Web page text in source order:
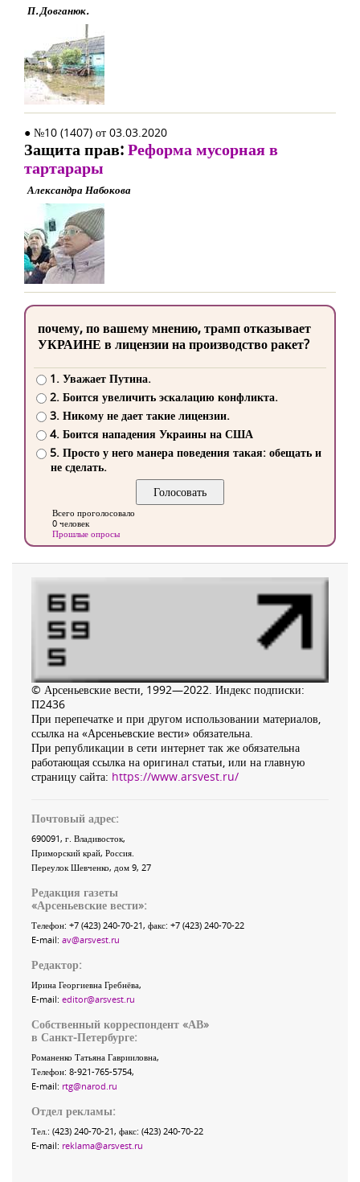
П. Довганюк.
● №10 (1407) от 03.03.2020
Защита прав:Реформа мусорная в
тартарары
Александра Набокова
почему, по вашему мнению, трамп отказывает
УКРАИНЕ в лицензии на производство ракет?
1. Уважает Путина.
2. Боится увеличить эскалацию конфликта.
3. Никому не дает такие лицензии.
4. Боится нападения Украины на США
5. Просто у него манера поведения такая: обещать и
не сделать.
Всего проголосовало
0 человек
Прошлые опросы
© Арсеньевские вести, 1992—2022. Индекс подписки:
П2436
При перепечатке и при другом использовании материалов,
ссылка на «Арсеньевские вести» обязательна.
При републикации в сети интернет так же обязательна
работающая ссылка на оригинал статьи, или на главную
страницу сайта: https://www.arsvest.ru/
Почтовый адрес:
690091, г. Владивосток,
Приморский край, Россия
Переулок Шевченко, дом 9, 27
Редакция газеты
«Арсеньевские вести»:
Телефон: +7 (423) 240-70-21, факс: +7 (423) 240-70-22
E-mail: av@arsvest.ru
Редактор:
Ирина Георгиевна Гребнёва,
E-mail: editor@arsvest.ru
Собственный корреспондент «АВ»
в Санкт-Петербурге:
Романенко Татьяна Гаврииловна,
Телефон: 8-921-765-5754,
E-mail: rtg@narod.ru
Отдел рекламы:
Тел.: (423) 240-70-21, факс: (423) 240-70-22
E-mail: reklama@arsvest.ru